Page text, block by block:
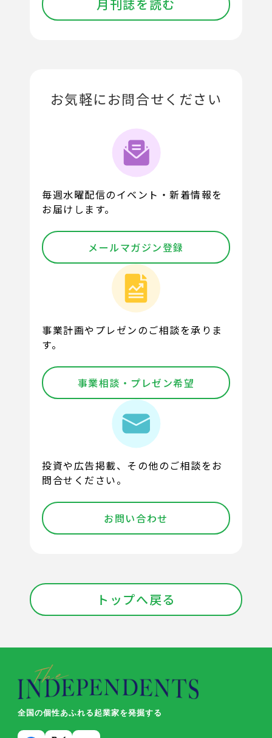
月刊誌を読む
お気軽にお問合せください
毎週水曜配信のイベント・新着情報を
お届けします。
メールマガジン登録
事業計画やプレゼンのご相談を承りま
す。
事業相談・プレゼン希望
投資や広告掲載、その他のご相談をお
問合せください。
お問い合わせ
トップへ戻る
全国の個性あふれる起業家を発掘する